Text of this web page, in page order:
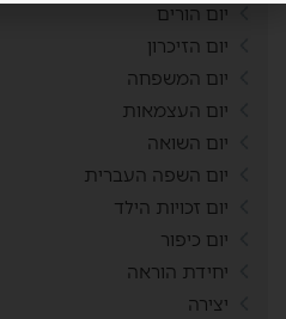
יום הורים
יום הזיכרון
יום המשפחה
יום העצמאות
יום השואה
יום השפה העברית
יום זכויות הילד
יום כיפור
יחידת הוראה
יצירה